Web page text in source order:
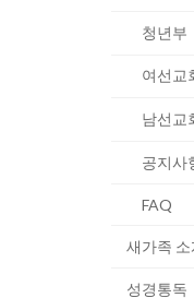
청년부
여선교
남선교
공지사
FAQ
새가족 소
성경통독